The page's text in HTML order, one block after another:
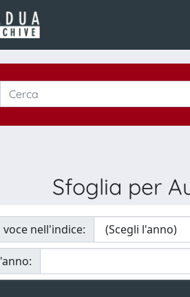
Sfoglia per
voce nell'indice: